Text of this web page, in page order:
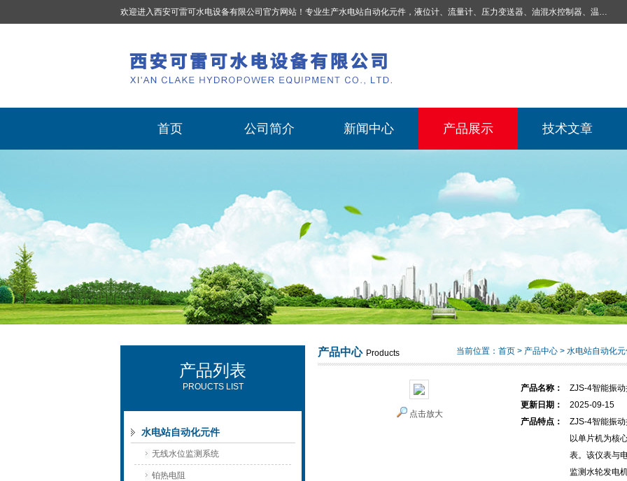
欢迎进入西安可雷可水电设备有限公司官方网站！专业生产水电站自动化元件，液位计、流量计、压力变送器、油混水控制器、温度传感器、电磁阀球阀蝶阀、测速装置、位移变送器、油冷却器、自动补气装置、机械过速保护装置、排水控制柜、压油装置控制系统、液位集中控制系统、水力量测控制系统、水轮发电机组监测系统、电容式液位开关、压力表、测温制动柜、蝴蝶阀球阀控制柜 |
西安可雷可水电设备有限公司
首页 公司简介 新闻中心 产品展示 技术文章
产品列表
PROUCTS LIST
水电站自动化元件
无线水位监测系统
铂热电阻
产品中心 Products 当前位置： 首页 > 产品中心 > 水电站自动化
点击放大
产品名称：
ZJS-4智能振
更新日期：
2025-09-15
产品特点：
ZJS-4智能振
以单片机为核
表。该仪表与
监测水轮发电